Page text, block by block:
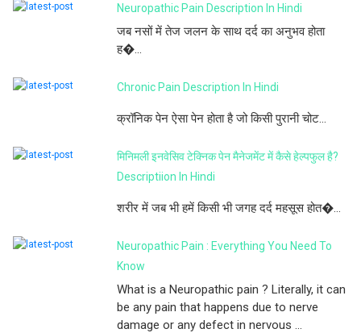
Neuropathic Pain Description In Hindi
जब नसों में तेज जलन के साथ दर्द का अनुभव होता
ह�...
Chronic Pain Description In Hindi
क्रॉनिक पेन ऐसा पेन होता है जो किसी पुरानी चोट...
मिनिमली इनवेसिव टेक्निक पेन मैनेजमेंट में कैसे हेल्पफुल है?
Descriptiion In Hindi
शरीर में जब भी हमें किसी भी जगह दर्द महसूस होत�...
Neuropathic Pain : Everything You Need To
Know
What is a Neuropathic pain ? Literally, it can
be any pain that happens due to nerve
damage or any defect in nervous ...